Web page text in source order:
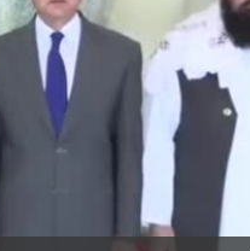
available